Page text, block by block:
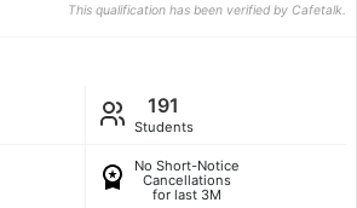
This qualification has been verified by Cafetalk.
191
Students
No Short-Notice
Cancellations
for last 3M